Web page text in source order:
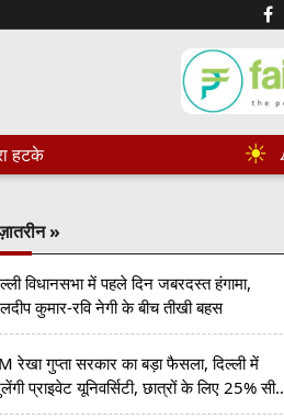
हटके ☀
»
विधानसभा में पहले दिन जबरदस्त हंगामा,
कुमार-रवि नेगी के बीच तीखी बहस
रेखा गुप्ता सरकार का बड़ा फैसला, दिल्ली में
प्राइवेट यूनिवर्सिटी, छात्रों के लिए 25% सीटें